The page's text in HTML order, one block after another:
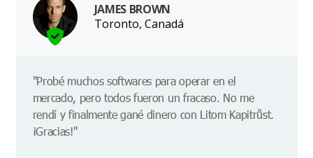
JAMES BROWN
Toronto, Canadá
"Probé muchos softwares para operar en el
mercado, pero todos fueron un fracaso. No me
rendí y finalmente gané dinero con Litom Kapitrůst.
¡Gracias!"